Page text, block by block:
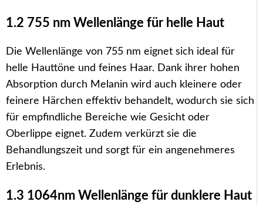
1.2 755 nm Wellenlänge für helle Haut
Die Wellenlänge von 755 nm eignet sich ideal für
helle Hauttöne und feines Haar. Dank ihrer hohen
Absorption durch Melanin wird auch kleinere oder
feinere Härchen effektiv behandelt, wodurch sie sich
für empfindliche Bereiche wie Gesicht oder
Oberlippe eignet. Zudem verkürzt sie die
Behandlungszeit und sorgt für ein angenehmeres
Erlebnis.
1.3 1064nm Wellenlänge für dunklere Haut